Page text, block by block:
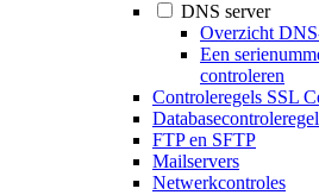
DNS server
Overzicht
Een
controleren
Controleregels SSL
FTP en SFTP
Mailservers
Netwerkcontroles